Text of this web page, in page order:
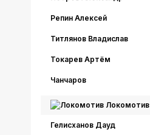
Репин Алексей
Титлянов Владислав
Токарев Артём
Чанчаров
Локомотив
Гелисханов Дауд